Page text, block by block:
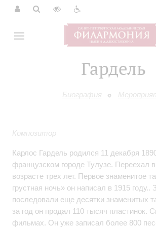
Гардель
Биография
Композитор
Карлос Гардель родился 11 декабря
французском городе Тулузе. Переехал в
возрасте трех лет. Первое знаменитое
грустная ночь» он написал в 1915 году..
последовали еще десятки знаменитых
за год он продал 110 тысяч пластинок.
фильмах. Он уже записал более 800